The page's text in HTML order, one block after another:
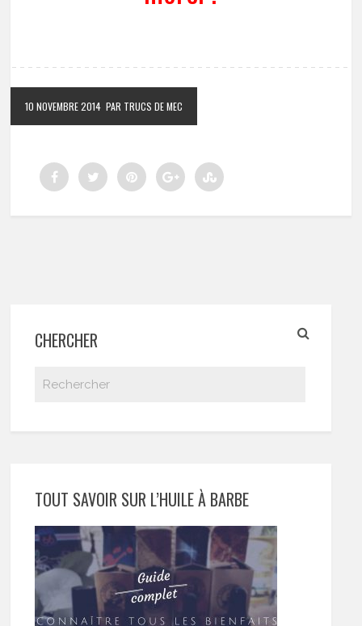
10 NOVEMBRE 2014 PAR TRUCS DE MEC
CHERCHER
TOUT SAVOIR SUR L’HUILE À BARBE